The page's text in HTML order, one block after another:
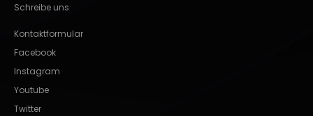
Schreibe uns
Kontaktformular
Facebook
Instagram
Youtube
Twitter